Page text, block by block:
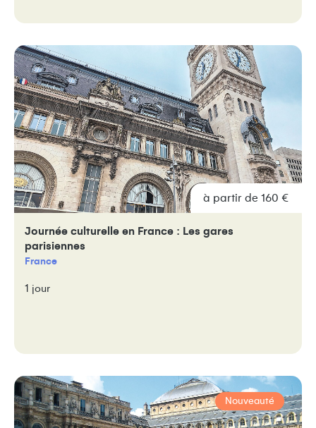
à partir de 160 €
Journée culturelle en France : Les gares
parisiennes
France
1 jour
Nouveauté